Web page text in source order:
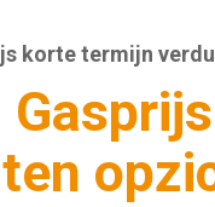
korte termijn